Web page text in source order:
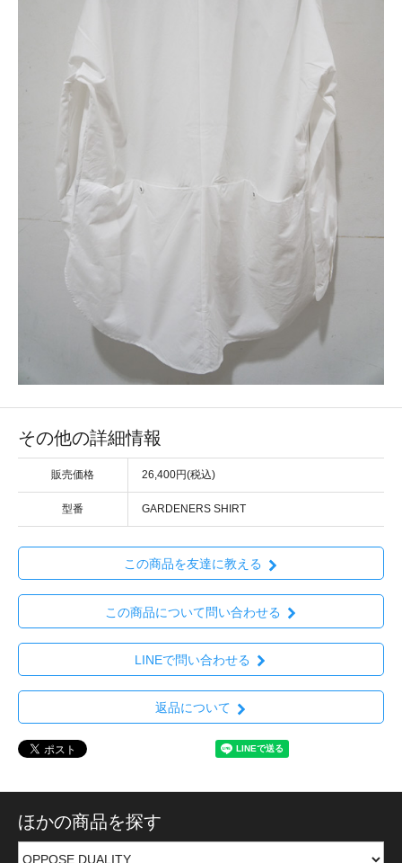
その他の詳細情報
販売価格 26,400円(税込)
型番 GARDENERS SHIRT
この商品を友達に教える
この商品について問い合わせる
LINEで問い合わせる
返品について
ほかの商品を探す